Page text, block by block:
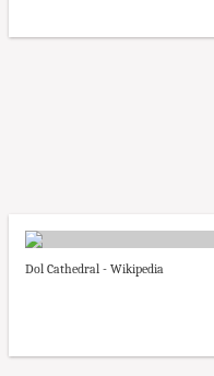
Dol Cathedral - Wikipedia